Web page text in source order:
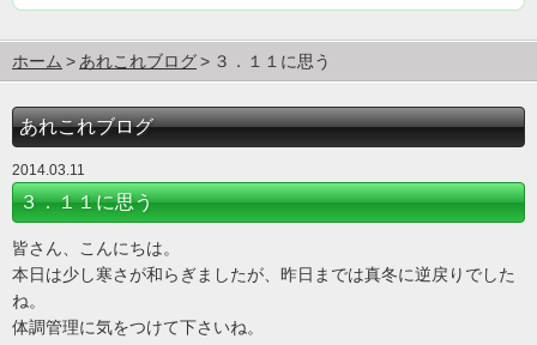
ホーム あれこれブログ ３．１１に思う
あれこれブログ
2014.03.11
３．１１に思う
皆さん、こんにちは。
本日は少し寒さが和らぎましたが、昨日までは真冬に逆戻りでした
ね。
体調管理に気をつけて下さいね。